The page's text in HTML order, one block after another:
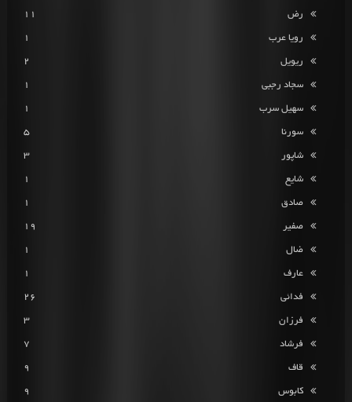
رض 11
رویا عرب 1
ریویل 2
سجاد رجبی 1
سهیل سرب 1
سورنا 5
شاپور 3
شایع 1
صادق 1
صفیر 19
ضال 1
عارف 1
فدائی 26
فرزان 3
فرشاد 7
قاف 9
کابوس 9